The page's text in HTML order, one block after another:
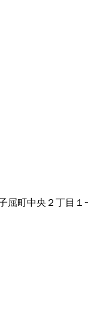
屈町中央２丁目１−